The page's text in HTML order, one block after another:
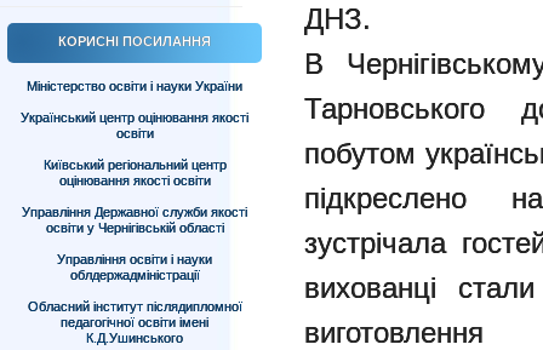
КОРИСНІ ПОСИЛАННЯ
Міністерство освіти і науки України
Український центр оцінювання якості
освіти
Київський регіональний центр
оцінювання якості освіти
Управління Державної служби якості
освіти у Чернігівській області
Управління освіти і науки
облдержадміністрації
Обласний інститут післядипломної
педагогічної освіти імені
К.Д.Ушинського
ДНЗ.
В
Тарновського
побутом
підкреслено
зустрічала
вихованці